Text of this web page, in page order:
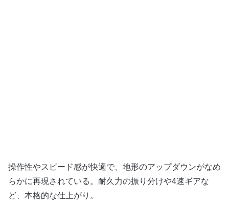
操作性やスピード感が快適で、地形のアップダウンがなめ
らかに再現されている。耐久力の振り分けや4速ギアな
ど、本格的な仕上がり。